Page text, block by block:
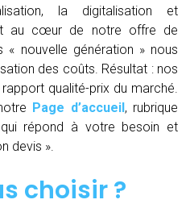
la digitalisation et
au cœur de notre offre de
« nouvelle génération » nous
des coûts. Résultat : nos
qualité-prix du marché.
Page d’accueil, rubrique
répond à votre besoin et
devis ».
choisir ?